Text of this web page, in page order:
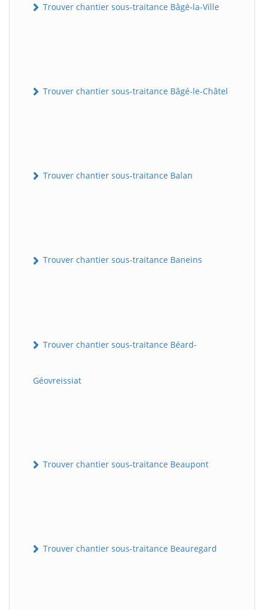
Trouver chantier sous-traitance Bâgé-la-Ville
Trouver chantier sous-traitance Bâgé-le-Châtel
Trouver chantier sous-traitance Balan
Trouver chantier sous-traitance Baneins
Trouver chantier sous-traitance Béard-
Géovreissiat
Trouver chantier sous-traitance Beaupont
Trouver chantier sous-traitance Beauregard